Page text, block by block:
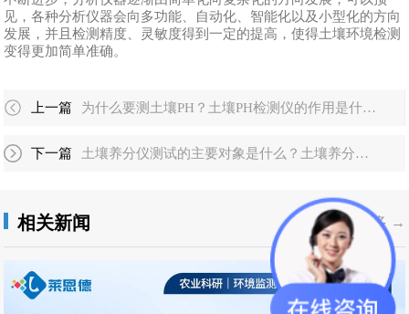
见，各种分析仪器会向多功能、自动化、智能化以及小型化的方向
发展，并且检测精度、灵敏度得到一定的提高，使得土壤环境检测
变得更加简单准确。
上一篇 为什么要测土壤PH？土壤PH检测仪的作用是什么?
下一篇 土壤养分仪测试的主要对象是什么？土壤养分的测定方法有哪些？
相关新闻 更多 →